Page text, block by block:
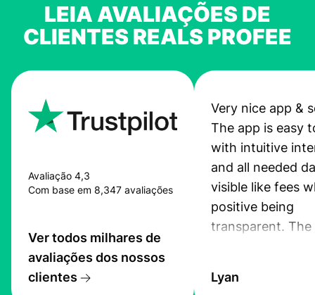
LEIA AVALIAÇÕES DE
CLIENTES REALS PROFEE
Avaliação 4,3
Com base em 8,347 avaliações
Ver todos milhares de
avaliações dos nossos
clientes
Very nice app &
The app is easy
with intuitive
and all needed
visible like fees
positive being
transparent. The
the exchange
Lyan